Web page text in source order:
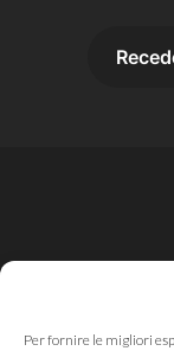
Per fornire le migliori